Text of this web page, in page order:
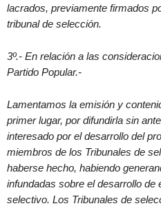
lacrados, previamente firmados
tribunal de selección.
3º.- En relación a las
Partido Popular.-
Lamentamos la emisión y
primer lugar, por difundirla sin
interesado por el desarrollo del
miembros de los Tribunales de
haberse hecho, habiendo
infundadas sobre el desarrollo
selectivo. Los Tribunales de